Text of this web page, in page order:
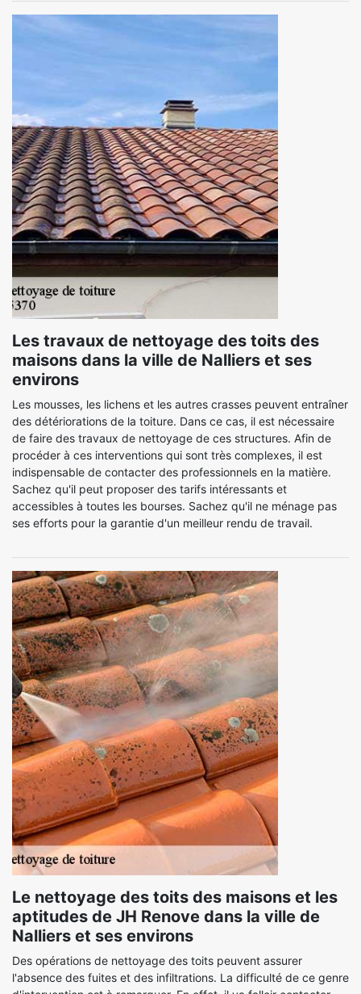
Les travaux de nettoyage des toits des
maisons dans la ville de Nalliers et ses
environs
Les mousses, les lichens et les autres crasses peuvent entraîner
des détériorations de la toiture. Dans ce cas, il est nécessaire
de faire des travaux de nettoyage de ces structures. Afin de
procéder à ces interventions qui sont très complexes, il est
indispensable de contacter des professionnels en la matière.
Sachez qu'il peut proposer des tarifs intéressants et
accessibles à toutes les bourses. Sachez qu'il ne ménage pas
ses efforts pour la garantie d'un meilleur rendu de travail.
Le nettoyage des toits des maisons et les
aptitudes de JH Renove dans la ville de
Nalliers et ses environs
Des opérations de nettoyage des toits peuvent assurer
l'absence des fuites et des infiltrations. La difficulté de ce genre